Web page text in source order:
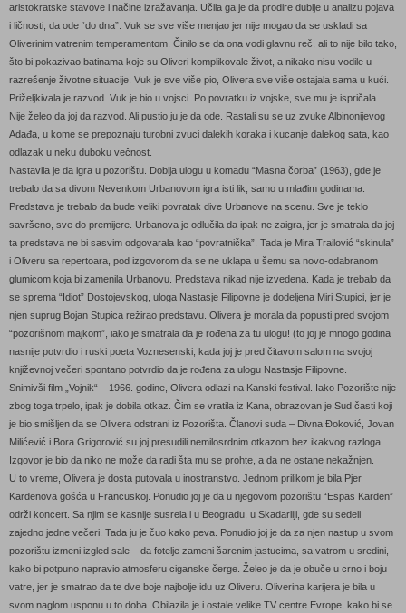
aristokratske stavove i načine izražavanja. Učila ga je da prodire dublje u analizu pojava
i ličnosti, da ode “do dna”. Vuk se sve više menjao jer nije mogao da se uskladi sa
Oliverinim vatrenim temperamentom. Činilo se da ona vodi glavnu reč, ali to nije bilo tako,
što bi pokazivao batinama koje su Oliveri komplikovale život, a nikako nisu vodile u
razrešenje životne situacije. Vuk je sve više pio, Olivera sve više ostajala sama u kući.
Priželjkivala je razvod. Vuk je bio u vojsci. Po povratku iz vojske, sve mu je ispričala.
Nije želeo da joj da razvod. Ali pustio ju je da ode. Rastali su se uz zvuke Albinonijevog
Adađa, u kome se prepoznaju turobni zvuci dalekih koraka i kucanje dalekog sata, kao
odlazak u neku duboku večnost.
Nastavila je da igra u pozorištu. Dobija ulogu u komadu “Masna čorba” (1963), gde je
trebalo da sa divom Nevenkom Urbanovom igra isti lik, samo u mlađim godinama.
Predstava je trebalo da bude veliki povratak dive Urbanove na scenu. Sve je teklo
savršeno, sve do premijere. Urbanova je odlučila da ipak ne zaigra, jer je smatrala da joj
ta predstava ne bi sasvim odgovarala kao “povratnička”. Tada je Mira Trailović “skinula”
i Oliveru sa repertoara, pod izgovorom da se ne uklapa u šemu sa novo-odabranom
glumicom koja bi zamenila Urbanovu. Predstava nikad nije izvedena. Kada je trebalo da
se sprema “Idiot” Dostojevskog, uloga Nastasje Filipovne je dodeljena Miri Stupici, jer je
njen suprug Bojan Stupica režirao predstavu. Olivera je morala da popusti pred svojom
“pozorišnom majkom”, iako je smatrala da je rođena za tu ulogu! (to joj je mnogo godina
nasnije potvrdio i ruski poeta Voznesenski, kada joj je pred čitavom salom na svojoj
književnoj večeri spontano potvrdio da je rođena za ulogu Nastasje Filipovne.
Snimivši film „Vojnik“ – 1966. godine, Olivera odlazi na Kanski festival. Iako Pozorište nije
zbog toga trpelo, ipak je dobila otkaz. Čim se vratila iz Kana, obrazovan je Sud časti koji
je bio smišljen da se Olivera odstrani iz Pozorišta. Članovi suda – Divna Đoković, Jovan
Milićević i Bora Grigorović su joj presudili nemilosrdnim otkazom bez ikakvog razloga.
Izgovor je bio da niko ne može da radi šta mu se prohte, a da ne ostane nekažnjen.
U to vreme, Olivera je dosta putovala u inostranstvo. Jednom prilikom je bila Pjer
Kardenova gošća u Francuskoj. Ponudio joj je da u njegovom pozorištu “Espas Karden”
održi koncert. Sa njim se kasnije susrela i u Beogradu, u Skadarliji, gde su sedeli
zajedno jedne večeri. Tada ju je čuo kako peva. Ponudio joj je da za njen nastup u svom
pozorištu izmeni izgled sale – da fotelje zameni šarenim jastucima, sa vatrom u sredini,
kako bi potpuno napravio atmosferu ciganske čerge. Želeo je da je obuče u crno i boju
vatre, jer je smatrao da te dve boje najbolje idu uz Oliveru. Oliverina karijera je bila u
svom naglom usponu u to doba. Obilazila je i ostale velike TV centre Evrope, kako bi se